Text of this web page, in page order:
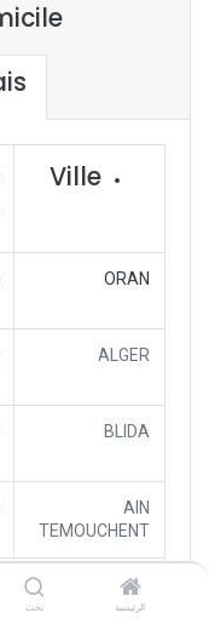
الرئيسية بحث
Ville
ORAN
ALGER
BLIDA
AIN
TEMOUCHENT
MOSTAGANEM